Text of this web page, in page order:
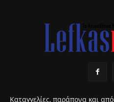
Καταγγελίες, παράπονα και